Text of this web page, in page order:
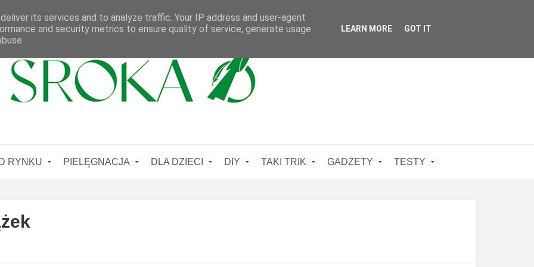
RYNKU PIELĘGNACJA DLA DZIECI DIY TAKI TRIK GADŻETY TESTY
its services and to analyze traffic. Your IP address and user-agent
and security metrics to ensure quality of service, generate usage
LEARN MORE GOT IT